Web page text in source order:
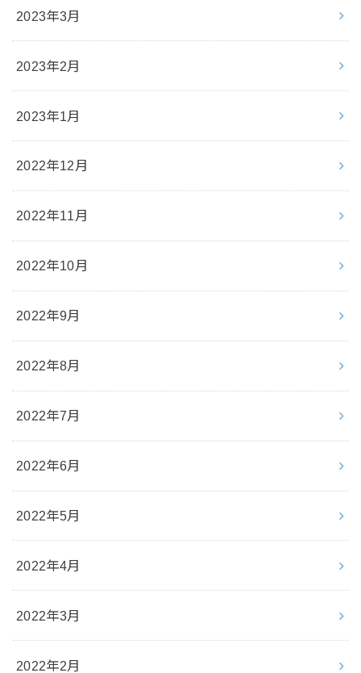
2023年3月
2023年2月
2023年1月
2022年12月
2022年11月
2022年10月
2022年9月
2022年8月
2022年7月
2022年6月
2022年5月
2022年4月
2022年3月
2022年2月